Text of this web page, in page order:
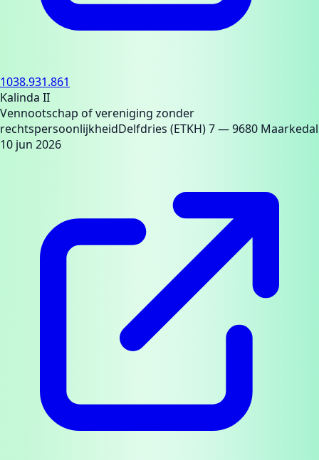
1038.931.861
Kalinda II
Vennootschap of vereniging zonder
rechtspersoonlijkheidDelfdries (ETKH) 7— 9680 Maarkedal
10 jun 2026